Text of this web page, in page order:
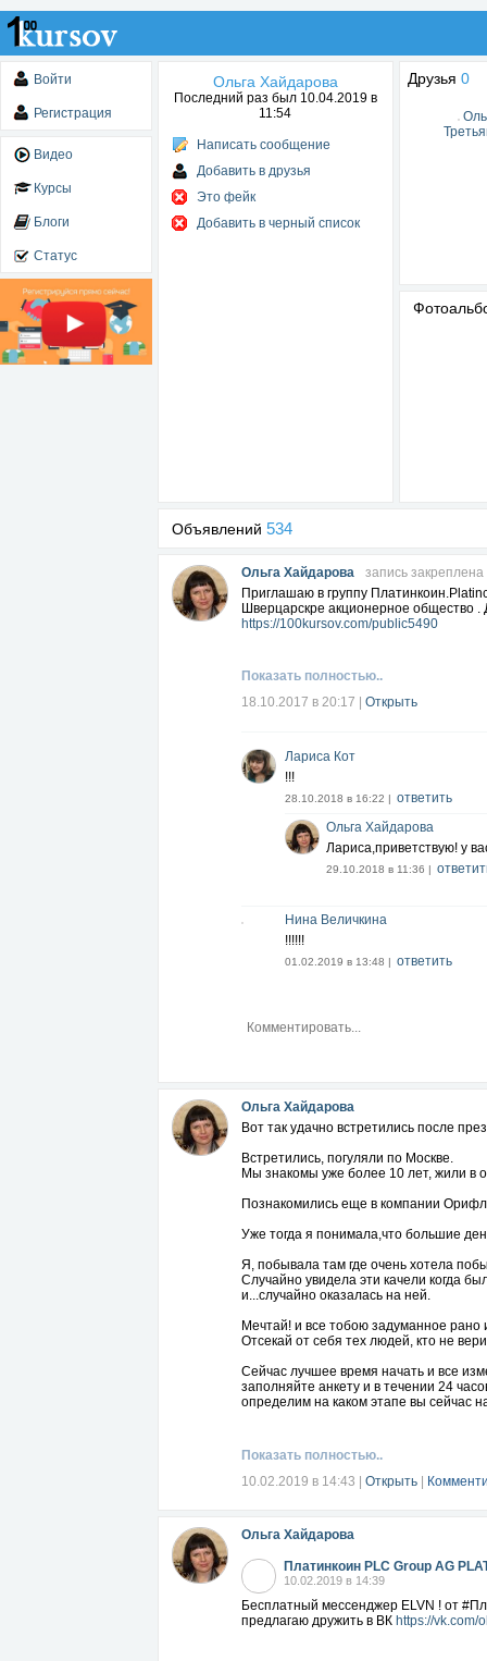
Войти
Регистрация
Видео
Курсы
Блоги
Статус
Ольга Хайдарова
Последний раз был 10.04.2019 в
11:54
Написать сообщение
Добавить в друзья
Это фейк
Добавить в черный список
Друзья 0
Объявлений 534
Ольга Хайдарова
запись закреплена
Приглашаю в группу
Шверцарскре акционерное общество .
https://100kursov.com/public5490
Показать полностью..
18.10.2017 в 20:17
Открыть
Лариса Кот
!!!
28.10.2018 в 16:22 | ответить
Ольга Хайдарова
Лариса,приветствую! у
29.10.2018 в 11:36 |
Нина Величкина
!!!!!!
01.02.2019 в 13:48 | ответить
Ольга Хайдарова
Вот так удачно встретились после
Встретились, погуляли по Москве.
Мы знакомы уже более 10 лет, жили в
Познакомились еще в компании
Уже тогда я понимала,что большие
Я, побывала там где очень хотела
Случайно увидела эти качели когда
и...случайно оказалась на ней.
Мечтай! и все тобою задуманное рано
Отсекай от себя тех людей, кто не
Сейчас лучшее время начать и все
заполняйте анкету и в течении 24
определим на каком этапе вы сейчас
Показать полностью..
10.02.2019 в 14:43
Открыть
Ольга Хайдарова
Платинкоин PLC Group AG
10.02.2019 в 14:39
Бесплатный мессенджер ELVN ! от
предлагаю дружить в ВК https://vk.com/